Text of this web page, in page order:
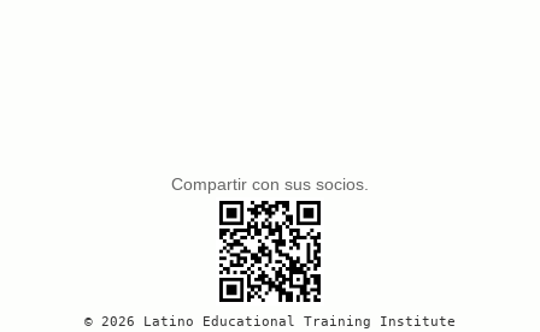
Compartir con sus socios.
© 2026 Latino Educational Training Institute